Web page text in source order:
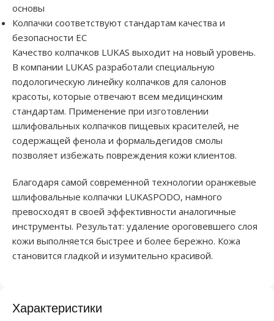
основы
Колпачки соответствуют стандартам качества и
безопасности ЕС
Качество колпачков LUKAS выходит на новый уровень.
В компании LUKAS разработали специальную
подологическую линейку колпачков для салонов
красоты, которые отвечают всем медицинским
стандартам. Применение при изготовлении
шлифовальных колпачков пищевых красителей, не
содержащей фенола и формальдегидов смолы
позволяет избежать повреждения кожи клиентов.
Благодаря самой современной технологии оранжевые
шлифовальные колпачки LUKASPODO, намного
превосходят в своей эффективности аналогичные
инструменты. Результат: удаление ороговевшего слоя
кожи выполняется быстрее и более бережно. Кожа
становится гладкой и изумительно красивой.
Характеристики